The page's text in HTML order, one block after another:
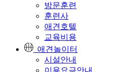
방문훈련
훈련사
애견호텔
교육비용
애견놀이터
시설안내
이용요금안내